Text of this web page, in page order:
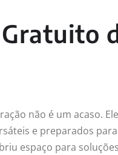
não é um acaso.
e preparados
espaço para